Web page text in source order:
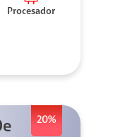
Procesador
20%